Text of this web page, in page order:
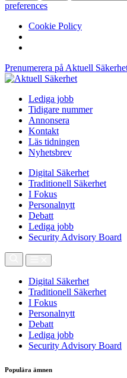
preferences
Cookie Policy
Prenumerera på Aktuell
Lediga jobb
Tidigare nummer
Annonsera
Kontakt
Läs tidningen
Nyhetsbrev
Digital Säkerhet
Traditionell Säkerhet
I Fokus
Personalnytt
Debatt
Lediga jobb
Security Advisory Board
Digital Säkerhet
Traditionell Säkerhet
I Fokus
Personalnytt
Debatt
Lediga jobb
Security Advisory Board
Populära ämnen